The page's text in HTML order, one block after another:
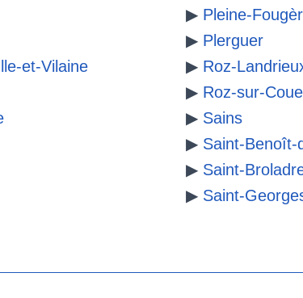
et-Vilaine
▶ Pleine-
▶ Plerguer
▶ Roz-
▶ Roz-sur-
▶ Sains
▶ Saint-Benoît-
▶ Saint-
▶ Saint-